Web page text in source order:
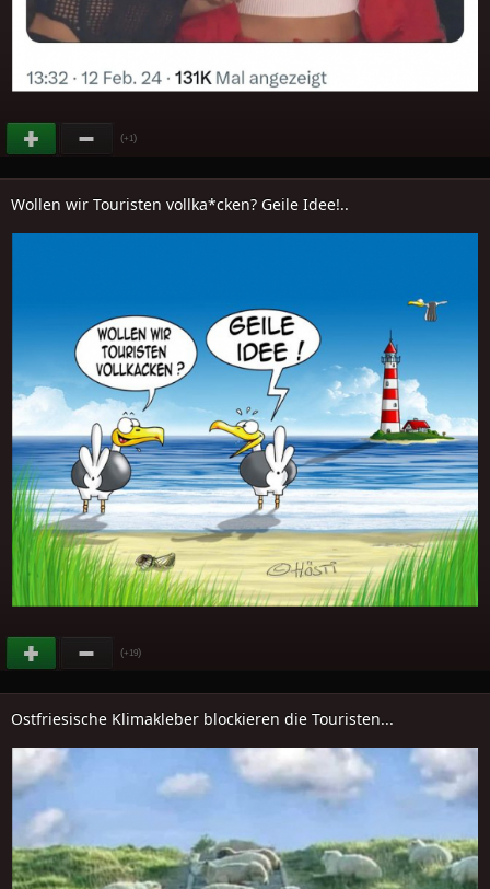
(+1)
Wollen wir Touristen vollka*cken? Geile Idee!..
(+19)
Ostfriesische Klimakleber blockieren die Touristen...